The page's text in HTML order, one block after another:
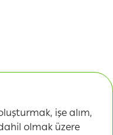
işe alım,
olmak üzere